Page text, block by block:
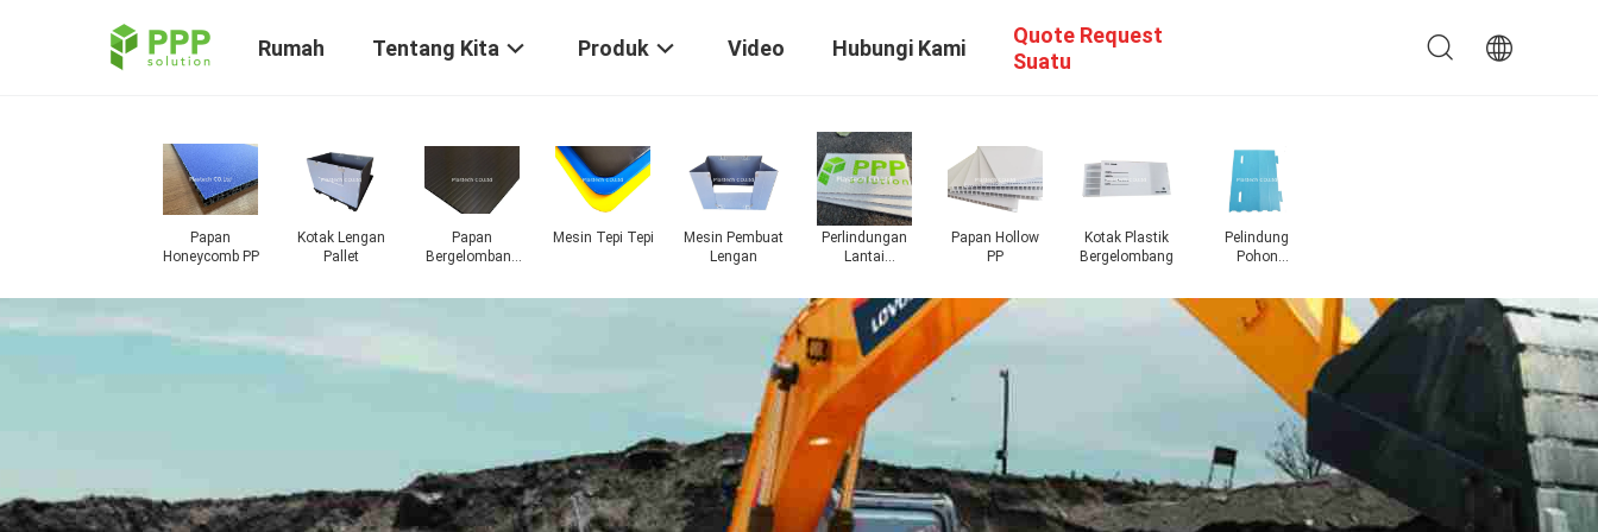
Rumah Tentang Kita Produk Video Hubungi Kami
Quote Request
Suatu
Papan
Honeycomb PP
Kotak Lengan
Pallet
Papan
Bergelombang
Mesin Tepi Tepi
Mesin Pembuat
Lengan
Perlindungan
Lantai
Papan Hollow
Kotak Plastik
Bergelombang
Pelindung
Pohon